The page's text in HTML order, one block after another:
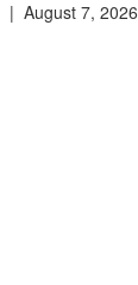
| August 7, 2026